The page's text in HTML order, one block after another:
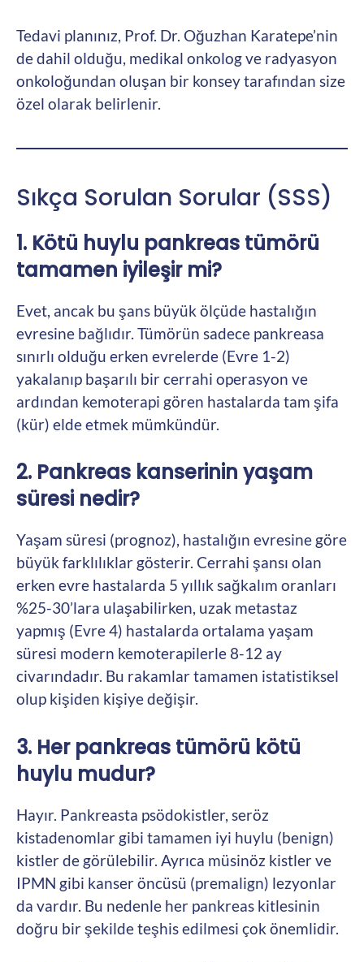
Tedavi planınız, Prof. Dr. Oğuzhan Karatepe’nin
de dahil olduğu, medikal onkolog ve radyasyon
onkoloğundan oluşan bir konsey tarafından size
özel olarak belirlenir.
Sıkça Sorulan Sorular (SSS)
1. Kötü huylu pankreas tümörü
tamamen iyileşir mi?
Evet, ancak bu şans büyük ölçüde hastalığın
evresine bağlıdır. Tümörün sadece pankreasa
sınırlı olduğu erken evrelerde (Evre 1-2)
yakalanıp başarılı bir cerrahi operasyon ve
ardından kemoterapi gören hastalarda tam şifa
(kür) elde etmek mümkündür.
2. Pankreas kanserinin yaşam
süresi nedir?
Yaşam süresi (prognoz), hastalığın evresine göre
büyük farklılıklar gösterir. Cerrahi şansı olan
erken evre hastalarda 5 yıllık sağkalım oranları
%25-30’lara ulaşabilirken, uzak metastaz
yapmış (Evre 4) hastalarda ortalama yaşam
süresi modern kemoterapilerle 8-12 ay
civarındadır. Bu rakamlar tamamen istatistiksel
olup kişiden kişiye değişir.
3. Her pankreas tümörü kötü
huylu mudur?
Hayır. Pankreasta psödokistler, seröz
kistadenomlar gibi tamamen iyi huylu (benign)
kistler de görülebilir. Ayrıca müsinöz kistler ve
IPMN gibi kanser öncüsü (premalign) lezyonlar
da vardır. Bu nedenle her pankreas kitlesinin
doğru bir şekilde teşhis edilmesi çok önemlidir.